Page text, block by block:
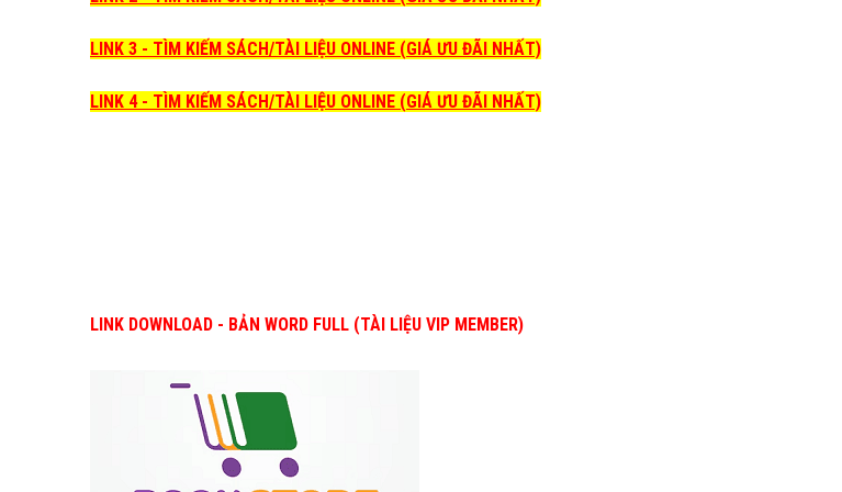
LINK 3 - TÌM KIẾM SÁCH/TÀI LIỆU ONLINE (GIÁ ƯU ĐÃI NHẤT)
LINK 4 - TÌM KIẾM SÁCH/TÀI LIỆU ONLINE (GIÁ ƯU ĐÃI NHẤT)
LINK DOWNLOAD - BẢN WORD FULL (TÀI LIỆU VIP MEMBER)